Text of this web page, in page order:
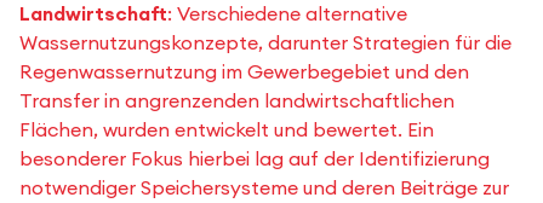
Landwirtschaft: Verschiedene alternative
Wassernutzungskonzepte, darunter Strategien für die
Regenwassernutzung im Gewerbegebiet und den
Transfer in angrenzenden landwirtschaftlichen
Flächen, wurden entwickelt und bewertet. Ein
besonderer Fokus hierbei lag auf der Identifizierung
notwendiger Speichersysteme und deren Beiträge zur